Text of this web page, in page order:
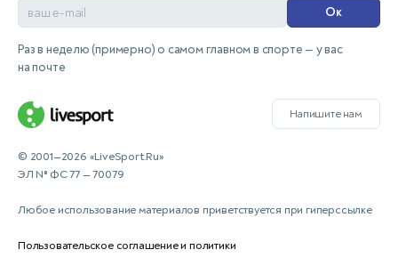
Ок
Раз в неделю (примерно) о самом главном в спорте — у вас
на почте
Напишите нам
© 2001—2026 «LiveSport.Ru»
ЭЛ № ФС 77 — 70079
Любое использование материалов приветствуется при гиперссылке
Пользовательское соглашение и политики